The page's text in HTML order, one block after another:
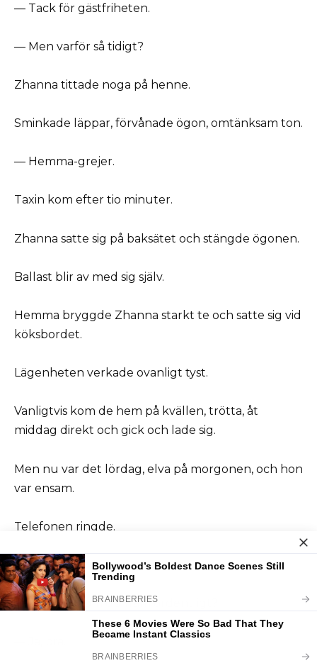
— Tack för gästfriheten.
— Men varför så tidigt?
Zhanna tittade noga på henne.
Sminkade läppar, förvånade ögon, omtänksam ton.
— Hemma-grejer.
Taxin kom efter tio minuter.
Zhanna satte sig på baksätet och stängde ögonen.
Ballast blir av med sig själv.
Hemma bryggde Zhanna starkt te och satte sig vid
köksbordet.
Lägenheten verkade ovanligt tyst.
Vanligtvis kom de hem på kvällen, trötta, åt
middag direkt och gick och lade sig.
Men nu var det lördag, elva på morgonen, och hon
var ensam.
Telefonen ringde.
Max.
— Zhanna, kom du fram ordentligt?